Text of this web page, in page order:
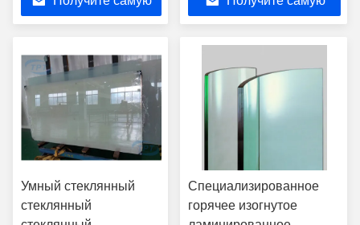
стекла
Умный стеклянный
стеклянный
Специализированное
горячее изогнутое